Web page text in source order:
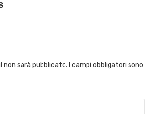
non sarà pubblicato. I campi obbligatori sono